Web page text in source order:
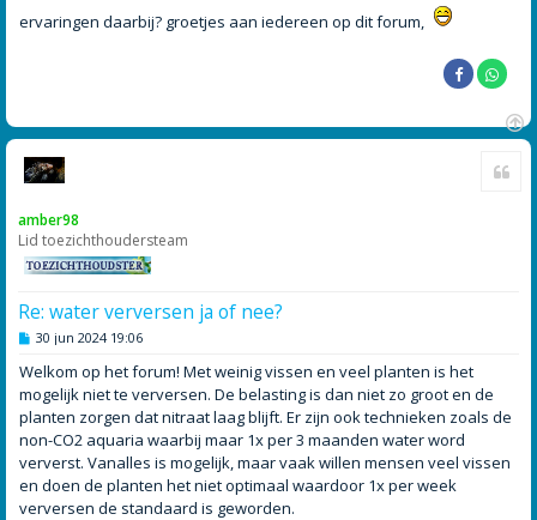
ervaringen daarbij? groetjes aan iedereen op dit forum,
O
amber98
Lid toezichthoudersteam
Re: water verversen ja of nee?
B
r
c
h
30 jun 2024 19:06
Welkom op het forum! Met weinig vissen en veel planten is het
mogelijk niet te verversen. De belasting is dan niet zo groot en de
planten zorgen dat nitraat laag blijft. Er zijn ook technieken zoals de
non-CO2 aquaria waarbij maar 1x per 3 maanden water word
ververst. Vanalles is mogelijk, maar vaak willen mensen veel vissen
en doen de planten het niet optimaal waardoor 1x per week
verversen de standaard is geworden.